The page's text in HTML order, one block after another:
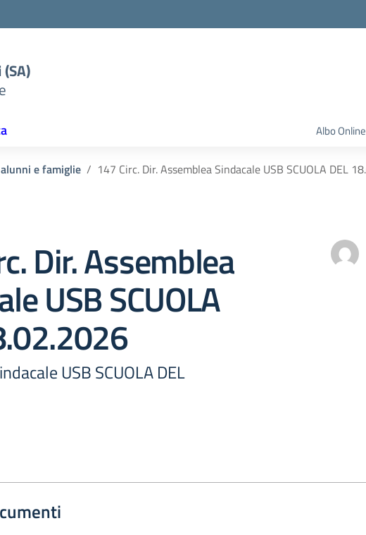
Albo Online
e famiglie 147 Circ. Dir. Assemblea Sindacale USB SCUOLA DEL
Dir. Assemblea
USB SCUOLA
USB SCUOLA DEL